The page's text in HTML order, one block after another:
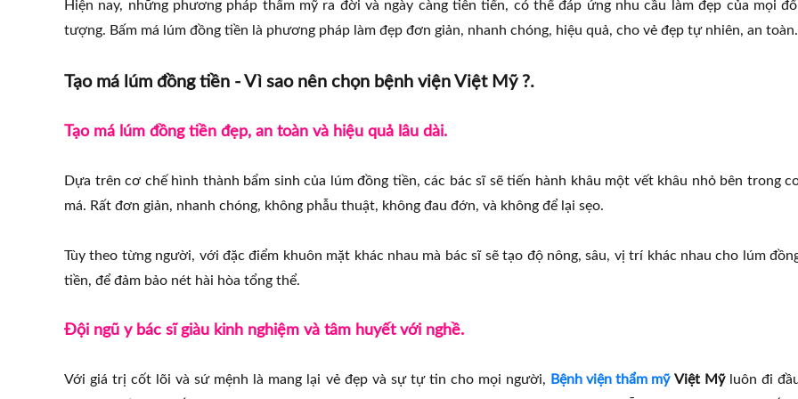
Hiện nay, những phương pháp thẩm mỹ ra đời và ngày càng tiên tiến, có thể đáp ứng nhu cầu làm đẹp của mọi
tượng. Bấm má lúm đồng tiền là phương pháp làm đẹp đơn giản, nhanh chóng, hiệu quả, cho vẻ đẹp tự nhiên, an toàn.
Tạo má lúm đồng tiền - Vì sao nên chọn bệnh viện Việt Mỹ ?.
Tạo má lúm đồng tiền đẹp, an toàn và hiệu quả lâu dài.
Dựa trên cơ chế hình thành bẩm sinh của lúm đồng tiền, các bác sĩ sẽ tiến hành khâu một vết khâu nhỏ bên trong
má. Rất đơn giản, nhanh chóng, không phẫu thuật, không đau đớn, và không để lại sẹo.
Tùy theo từng người, với đặc điểm khuôn mặt khác nhau mà bác sĩ sẽ tạo độ nông, sâu, vị trí khác nhau cho lúm
tiền, để đảm bảo nét hài hòa tổng thể.
Đội ngũ y bác sĩ giàu kinh nghiệm và tâm huyết với nghề.
Với giá trị cốt lõi và sứ mệnh là mang lại vẻ đẹp và sự tự tin cho mọi người, Bệnh viện thẩm mỹ Việt Mỹluôn đi